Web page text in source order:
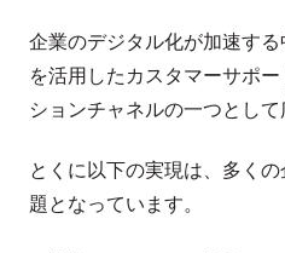
企業のデジタル化が加速す
を活用したカスタマーサポ
ションチャネルの一つとして
とくに以下の実現は、多く
題となっています。